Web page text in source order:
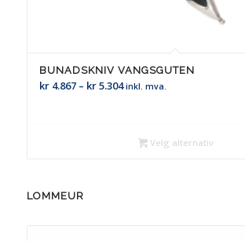
BUNADSKNIV VANGSGUTEN
kr4.867 – kr5.304Prisområde:
kr 5.304
inkl. mva.
Velg alternativ
LOMMEUR